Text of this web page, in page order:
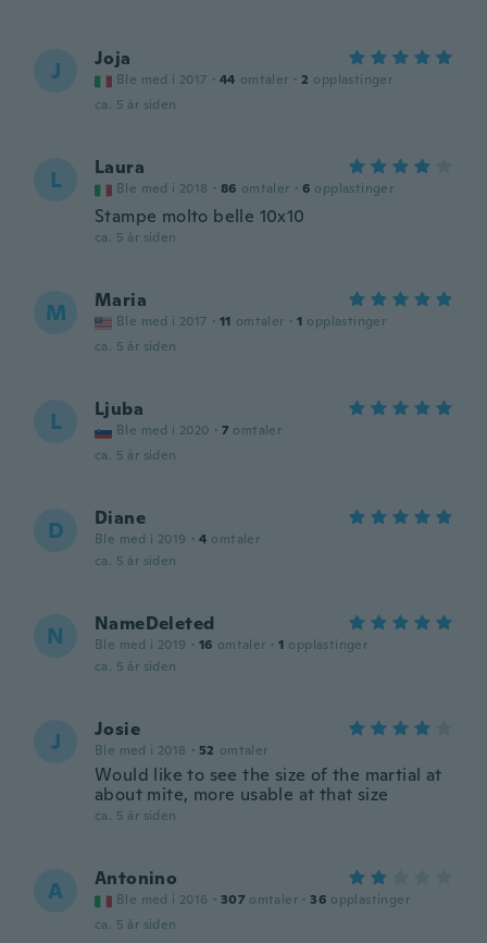
J Joja
Ble med i 2017 · 44 omtaler · 2 opplastinger
ca. 5 år siden
L Laura
Ble med i 2018 · 86 omtaler · 6 opplastinger
Stampe molto belle 10x10
ca. 5 år siden
M Maria
Ble med i 2017 · 11 omtaler · 1 opplastinger
ca. 5 år siden
L Ljuba
Ble med i 2020 · 7 omtaler
ca. 5 år siden
D Diane
Ble med i 2019 · 4 omtaler
ca. 5 år siden
N NameDeleted
Ble med i 2019 · 16 omtaler · 1 opplastinger
ca. 5 år siden
J Josie
Ble med i 2018 · 52 omtaler
Would like to see the size of the martial at
about mite, more usable at that size
ca. 5 år siden
A Antonino
Ble med i 2016 · 307 omtaler · 36 opplastinger
ca. 5 år siden